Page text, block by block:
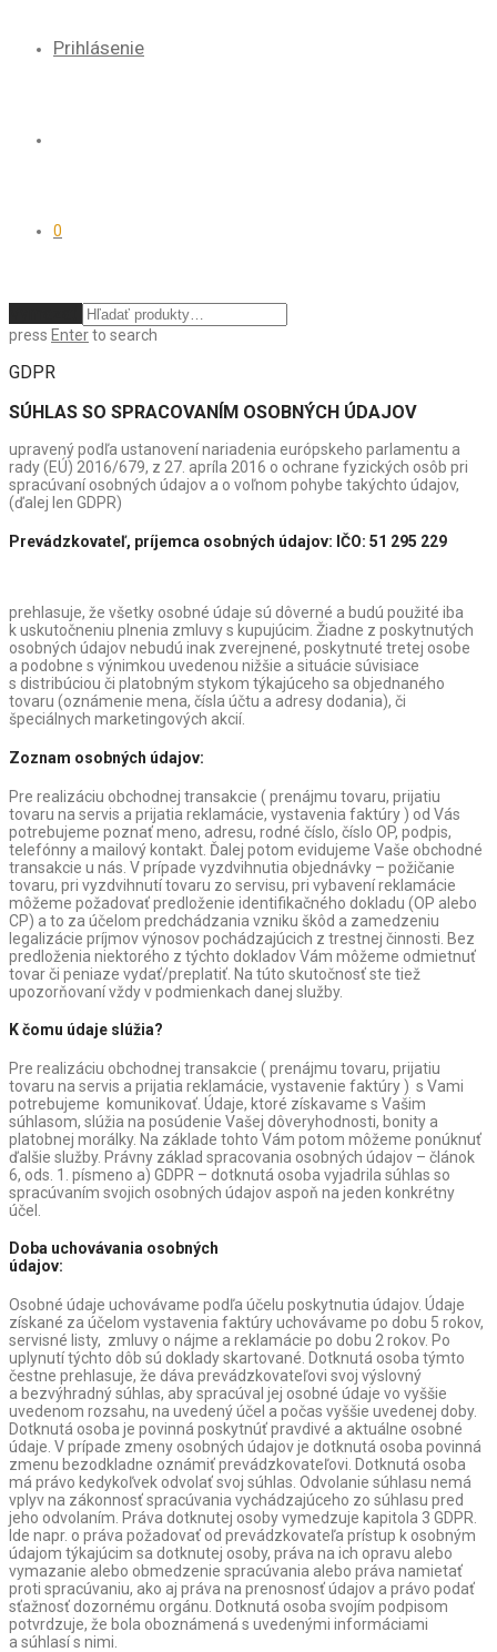
Prihlásenie
0
press Enterto search
GDPR
SÚHLAS SO SPRACOVANÍM OSOBNÝCH ÚDAJOV
upravený podľa ustanovení nariadenia európskeho parlamentu a
rady (EÚ) 2016/679, z 27. apríla 2016 o ochrane fyzických osôb pri
spracúvaní osobných údajov a o voľnom pohybe takýchto údajov,
(ďalej len GDPR)
Prevádzkovateľ, príjemca osobných údajov: IČO: 51 295 229
prehlasuje, že všetky osobné údaje sú dôverné a budú použité iba
k uskutočneniu plnenia zmluvy s kupujúcim. Žiadne z poskytnutých
osobných údajov nebudú inak zverejnené, poskytnuté tretej osobe
a podobne s výnimkou uvedenou nižšie a situácie súvisiace
s distribúciou či platobným stykom týkajúceho sa objednaného
tovaru (oznámenie mena, čísla účtu a adresy dodania), či
špeciálnych marketingových akcií.
Zoznam osobných údajov:
Pre realizáciu obchodnej transakcie ( prenájmu tovaru, prijatiu
tovaru na servis a prijatia reklamácie, vystavenia faktúry ) od Vás
potrebujeme poznať meno, adresu, rodné číslo, číslo OP, podpis,
telefónny a mailový kontakt. Ďalej potom evidujeme Vaše obchodné
transakcie u nás. V prípade vyzdvihnutia objednávky – požičanie
tovaru, pri vyzdvihnutí tovaru zo servisu, pri vybavení reklamácie
môžeme požadovať predloženie identifikačného dokladu (OP alebo
CP) a to za účelom predchádzania vzniku škôd a zamedzeniu
legalizácie príjmov výnosov pochádzajúcich z trestnej činnosti. Bez
predloženia niektorého z týchto dokladov Vám môžeme odmietnuť
tovar či peniaze vydať/preplatiť. Na túto skutočnosť ste tiež
upozorňovaní vždy v podmienkach danej služby.
K čomu údaje slúžia?
Pre realizáciu obchodnej transakcie ( prenájmu tovaru, prijatiu
tovaru na servis a prijatia reklamácie, vystavenie faktúry ) s Vami
potrebujeme komunikovať. Údaje, ktoré získavame s Vašim
súhlasom, slúžia na posúdenie Vašej dôveryhodnosti, bonity a
platobnej morálky. Na základe tohto Vám potom môžeme ponúknuť
ďalšie služby. Právny základ spracovania osobných údajov – článok
6, ods. 1. písmeno a) GDPR – dotknutá osoba vyjadrila súhlas so
spracúvaním svojich osobných údajov aspoň na jeden konkrétny
účel.
Doba uchovávania osobných
údajov:
Osobné údaje uchovávame podľa účelu poskytnutia údajov. Údaje
získané za účelom vystavenia faktúry uchovávame po dobu 5 rokov,
servisné listy, zmluvy o nájme a reklamácie po dobu 2 rokov. Po
uplynutí týchto dôb sú doklady skartované. Dotknutá osoba týmto
čestne prehlasuje, že dáva prevádzkovateľovi svoj výslovný
a bezvýhradný súhlas, aby spracúval jej osobné údaje vo vyššie
uvedenom rozsahu, na uvedený účel a počas vyššie uvedenej doby.
Dotknutá osoba je povinná poskytnúť pravdivé a aktuálne osobné
údaje. V prípade zmeny osobných údajov je dotknutá osoba povinná
zmenu bezodkladne oznámiť prevádzkovateľovi. Dotknutá osoba
má právo kedykoľvek odvolať svoj súhlas. Odvolanie súhlasu nemá
vplyv na zákonnosť spracúvania vychádzajúceho zo súhlasu pred
jeho odvolaním. Práva dotknutej osoby vymedzuje kapitola 3 GDPR.
Ide napr. o práva požadovať od prevádzkovateľa prístup k osobným
údajom týkajúcim sa dotknutej osoby, práva na ich opravu alebo
vymazanie alebo obmedzenie spracúvania alebo práva namietať
proti spracúvaniu, ako aj práva na prenosnosť údajov a právo podať
sťažnosť dozornému orgánu. Dotknutá osoba svojím podpisom
potvrdzuje, že bola oboznámená s uvedenými informáciami
a súhlasí s nimi.